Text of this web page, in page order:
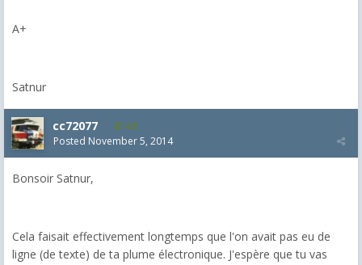
A+
Satnur
cc72077 425
Posted November 5, 2014
Bonsoir Satnur,
Cela faisait effectivement longtemps que l'on avait pas eu de
ligne (de texte) de ta plume électronique. J'espère que tu vas